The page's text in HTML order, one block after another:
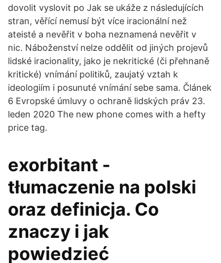
dovolit vyslovit po Jak se ukáže z následujících
stran, věřící nemusí být více iracionální než
ateisté a nevěřit v boha neznamená nevěřit v
nic. Náboženství nelze oddělit od jiných projevů
lidské iracionality, jako je nekritické (či přehnaně
kritické) vnímání politiků, zaujatý vztah k
ideologiím i posunuté vnímání sebe sama. Článek
6 Evropské úmluvy o ochraně lidských práv 23.
leden 2020 The new phone comes with a hefty
price tag.
exorbitant -
tłumaczenie na polski
oraz definicja. Co
znaczy i jak
powiedzieć